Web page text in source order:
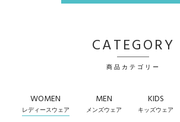
CATEGORY
商品カテゴリー
WOMEN
レディースウェア
MEN
メンズウェア
KIDS
キッズウェア